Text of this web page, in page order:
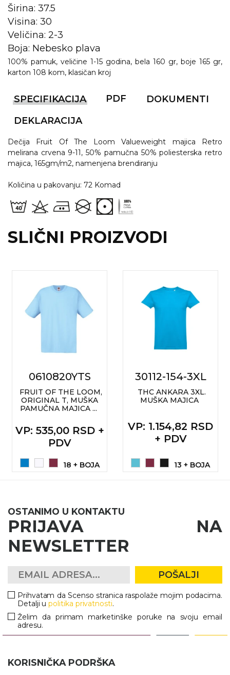
RADNA OPREMA
Širina: 37.5
Visina: 30
Veličina: 2-3
Boja: Nebesko plava
100% pamuk, veličine 1-15 godina, bela 160 gr, boje 165 gr,
karton 108 kom, klasičan kroj
SPECIFIKACIJA PDF
DOKUMENTI
DEKLARACIJA
Dečija Fruit Of The Loom Valueweight majica Retro
melirana crvena 9-11, 50% pamučna 50% poliesterska retro
majica, 165gm/m2, namenjena brendiranju
Količina u pakovanju: 72 Komad
SLIČNI PROIZVODI
0610820YTS
FRUIT OF THE LOOM,
ORIGINAL T, MUŠKA
PAMUČNA MAJICA ...
VP: 535,00 RSD +
PDV
18 + BOJA
30112-154-3XL
THC ANKARA 3XL.
MUŠKA MAJICA
VP: 1.154,82 RSD
+ PDV
13 + BOJA
OSTANIMO U KONTAKTU
PRIJAVA NA
NEWSLETTER
POŠALJI
Prihvatam da Scenso stranica raspolaže mojim podacima.
Detalji upolitika privatnosti.
Želim da primam marketinške poruke na svoju email
adresu.
KORISNIČKA PODRŠKA